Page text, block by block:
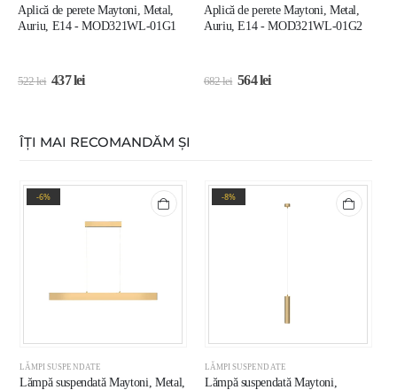
Aplică de perete Maytoni, Metal,
Auriu, E14 - MOD321WL-01G1
522lei 437lei
Aplică de perete Maytoni, Metal,
Auriu, E14 - MOD321WL-01G2
682lei 564lei
ÎȚI MAI RECOMANDĂM ȘI
-6%
LĂMPI SUSPENDATE
Lămpă suspendată Maytoni, Metal,
-8%
LĂMPI SUSPENDATE
Lămpă suspendată Maytoni,